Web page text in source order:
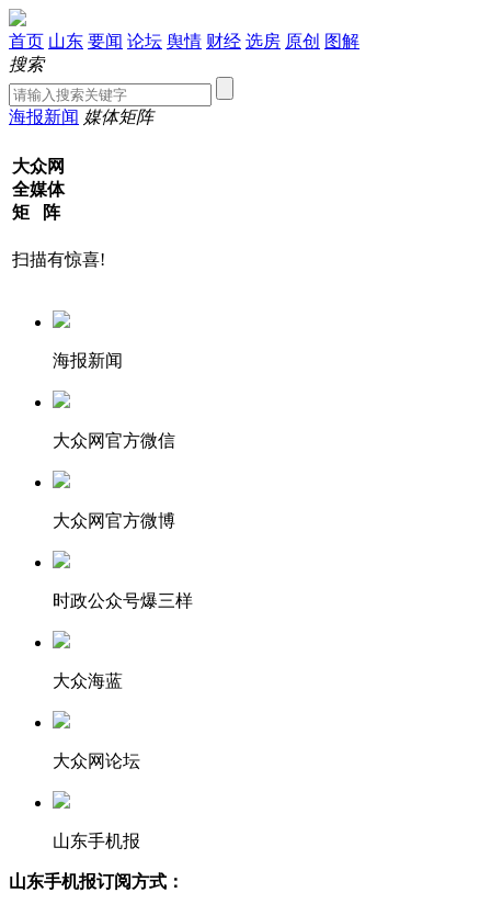
首页 山东 要闻 论坛 舆情 财经 选房 原创 图解
搜索
海报新闻 媒体矩阵
大众网
全媒体
矩 阵
扫描有惊喜!
海报新闻
大众网官方微信
大众网官方微博
时政公众号爆三样
大众海蓝
大众网论坛
山东手机报
山东手机报订阅方式：